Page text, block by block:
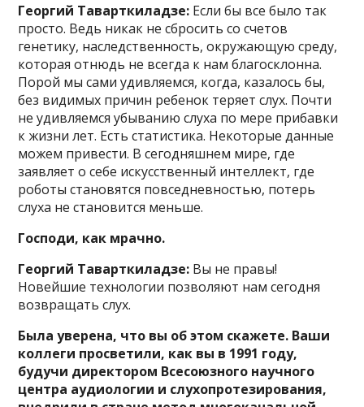
Георгий Таварткиладзе: Если бы все было так
просто. Ведь никак не сбросить со счетов
генетику, наследственность, окружающую среду,
которая отнюдь не всегда к нам благосклонна.
Порой мы сами удивляемся, когда, казалось бы,
без видимых причин ребенок теряет слух. Почти
не удивляемся убыванию слуха по мере прибавки
к жизни лет. Есть статистика. Некоторые данные
можем привести. В сегодняшнем мире, где
заявляет о себе искусственный интеллект, где
роботы становятся повседневностью, потерь
слуха не становится меньше.
Господи, как мрачно.
Георгий Таварткиладзе: Вы не правы!
Новейшие технологии позволяют нам сегодня
возвращать слух.
Была уверена, что вы об этом скажете. Ваши
коллеги просветили, как вы в 1991 году,
будучи директором Всесоюзного научного
центра аудиологии и слухопротезирования,